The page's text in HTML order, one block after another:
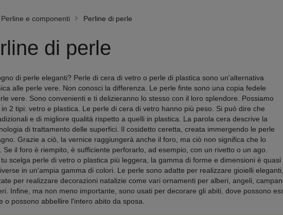
Perline e componenti Perline di perle
di perle
di perle eleganti? Perle di cera di vetro o perle di plastica sono un'alternativa
alle perle vere. Non conosci la differenza. Le perle finte sono una copia fedele
vere. Sono convenienti e ti delizieranno lo stesso con il loro splendore. Possiamo
2 tipi: vetro e plastica. Le perle di cera di vetro hanno più peso. Si può dire che
e di migliore qualità rispetto a quelli in plastica. La parola cera descrive la
di trattamento delle superfici. Il cosidetto ceretta, creata immergendo le perle
Grazie a ciò, la vernice raggiungerà anche il foro, ma ciò non significa che lo
Se il foro è riempito, è sufficiente perforarlo, ad esempio, con un rivetto o un ago.
scelga perle di vetro o plastica più leggera, la gamma di forme e dimensioni è
in un'ampia gamma di colori. Le perle sono adatte per realizzare gioielli
per realizzare decorazioni natalizie come vari ornamenti per alberi, angeli,
Infine, ma non meno importante, sono usati per decorare gli abiti, dove possono
o possono abbellire l'intero abito da sposa.